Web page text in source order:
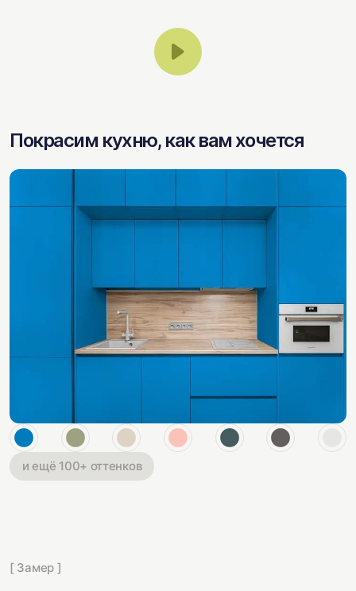
Покрасим кухню, как вам хочется
и ещё 100+ оттенков
[ Замер ]